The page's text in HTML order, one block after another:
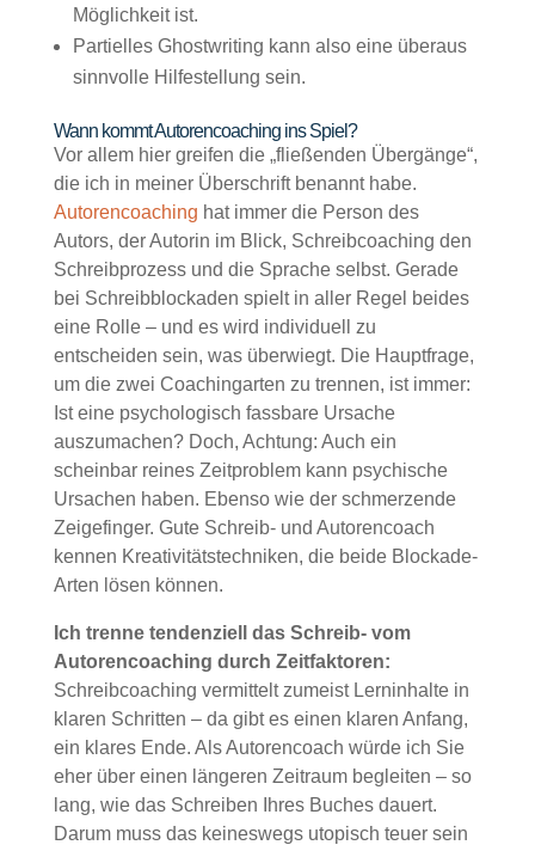
Möglichkeit ist.
Partielles Ghostwriting kann also eine überaus
sinnvolle Hilfestellung sein.
Wann kommt Autorencoaching ins Spiel?
Vor allem hier greifen die „fließenden Übergänge“,
die ich in meiner Überschrift benannt habe.
Autorencoaching hat immer die Person des
Autors, der Autorin im Blick, Schreibcoaching den
Schreibprozess und die Sprache selbst. Gerade
bei Schreibblockaden spielt in aller Regel beides
eine Rolle – und es wird individuell zu
entscheiden sein, was überwiegt. Die Hauptfrage,
um die zwei Coachingarten zu trennen, ist immer:
Ist eine psychologisch fassbare Ursache
auszumachen? Doch, Achtung: Auch ein
scheinbar reines Zeitproblem kann psychische
Ursachen haben. Ebenso wie der schmerzende
Zeigefinger. Gute Schreib- und Autorencoach
kennen Kreativitätstechniken, die beide Blockade-
Arten lösen können.
Ich trenne tendenziell das Schreib- vom
Autorencoaching durch Zeitfaktoren:
Schreibcoaching vermittelt zumeist Lerninhalte in
klaren Schritten – da gibt es einen klaren Anfang,
ein klares Ende. Als Autorencoach würde ich Sie
eher über einen längeren Zeitraum begleiten – so
lang, wie das Schreiben Ihres Buches dauert.
Darum muss das keineswegs utopisch teuer sein